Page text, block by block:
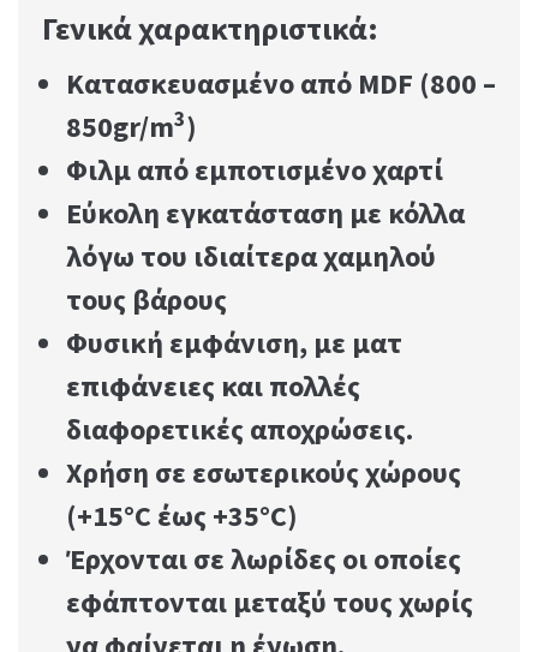
Γενικά χαρακτηριστικά:
Κατασκευασμένο από MDF (800 –
850gr/m3)
Φιλμ από εμποτισμένο χαρτί
Εύκολη εγκατάσταση με κόλλα
λόγω του ιδιαίτερα χαμηλού
τους βάρους
Φυσική εμφάνιση, με ματ
επιφάνειες και πολλές
διαφορετικές αποχρώσεις.
Χρήση σε εσωτερικούς χώρους
(+15°C έως +35°C)
Έρχονται σε λωρίδες οι οποίες
εφάπτονται μεταξύ τους χωρίς